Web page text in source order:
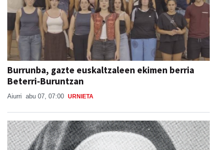
Burrunba, gazte euskaltzaleen ekimen berria
Beterri-Buruntzan
Aiurri abu 07, 07:00 URNIETA